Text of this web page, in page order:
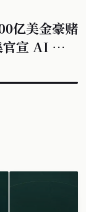
亿美金豪赌
宣 AI 垂直
发争议。